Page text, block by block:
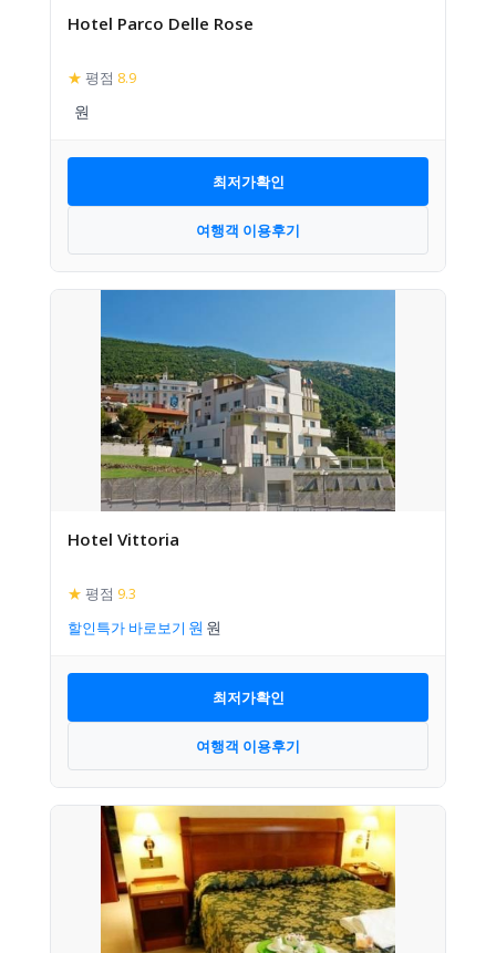
Hotel Parco Delle Rose
★ 평점 8.9
최저가확인
여행객 이용후기
Hotel Vittoria
★ 평점 9.3
할인특가 바로보기
최저가확인
여행객 이용후기